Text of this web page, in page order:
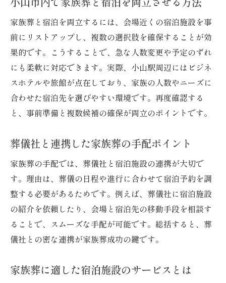
家族葬と宿泊を両立するには、会場近くの宿泊施設を事
前にリストアップし、複数の選択肢を確保することが効
果的です。こうすることで、急な人数変更や予定のずれ
にも柔軟に対応できます。実際、小山駅周辺にはビジネ
スホテルや旅館が点在しており、家族の人数やニーズに
合わせた宿泊先を選びやすい環境です。再度確認する
と、事前準備と複数候補の確保が両立のポイントです。
葬儀社と連携した家族葬の手配ポイント
家族葬の手配では、葬儀社と宿泊施設の連携が大切で
す。理由は、葬儀の日程や進行に合わせて宿泊予約を調
整する必要があるためです。例えば、葬儀社に宿泊施設
の紹介を依頼したり、会場と宿泊先の移動手段を相談す
ることで、スムーズな手配が可能です。総括すると、葬
儀社との密な連携が家族葬成功の鍵です。
家族葬に適した宿泊施設のサービスとは